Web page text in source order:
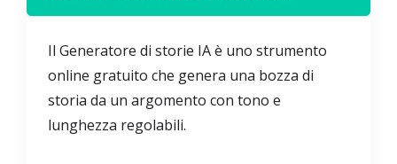
Il Generatore di storie IA è uno strumento
online gratuito che genera una bozza di
storia da un argomento con tono e
lunghezza regolabili.